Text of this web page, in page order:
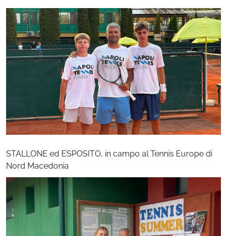
STALLONE ed ESPOSITO, in campo al Tennis Europe di
Nord Macedonia